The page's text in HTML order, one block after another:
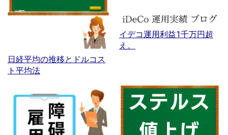
日経平均の推移とドルコス
ト平均法
イデコ運用利益1千万円超
え。